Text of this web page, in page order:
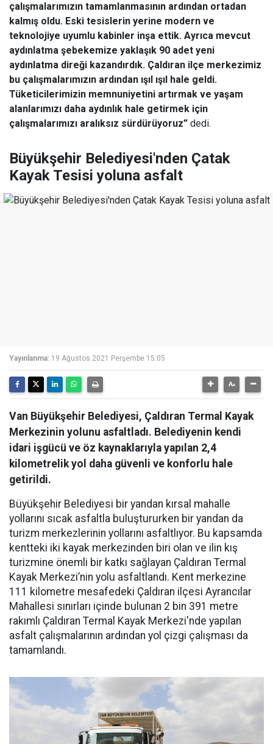
çalışmalarımızın tamamlanmasının ardından ortadan
kalmış oldu. Eski tesislerin yerine modern ve
teknolojiye uyumlu kabinler inşa ettik. Ayrıca mevcut
aydınlatma şebekemize yaklaşık 90 adet yeni
aydınlatma direği kazandırdık. Çaldıran ilçe merkezimiz
bu çalışmalarımızın ardından ışıl ışıl hale geldi.
Tüketicilerimizin memnuniyetini artırmak ve yaşam
alanlarımızı daha aydınlık hale getirmek için
çalışmalarımızı aralıksız sürdürüyoruz” dedi.
Büyükşehir Belediyesi'nden Çatak
Kayak Tesisi yoluna asfalt
Yayınlanma: 19 Ağustos 2021 Perşembe 15:05
Van Büyükşehir Belediyesi, Çaldıran Termal Kayak
Merkezinin yolunu asfaltladı. Belediyenin kendi
idari işgücü ve öz kaynaklarıyla yapılan 2,4
kilometrelik yol daha güvenli ve konforlu hale
getirildi.
Büyükşehir Belediyesi bir yandan kırsal mahalle
yollarını sıcak asfaltla buluştururken bir yandan da
turizm merkezlerinin yollarını asfaltlıyor. Bu kapsamda
kentteki iki kayak merkezinden biri olan ve ilin kış
turizmine önemli bir katkı sağlayan Çaldıran Termal
Kayak Merkezi’nin yolu asfaltlandı. Kent merkezine
111 kilometre mesafedeki Çaldıran ilçesi Ayrancılar
Mahallesi sınırları içinde bulunan 2 bin 391 metre
rakımlı Çaldıran Termal Kayak Merkezi'nde yapılan
asfalt çalışmalarının ardından yol çizgi çalışması da
tamamlandı.